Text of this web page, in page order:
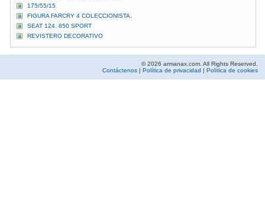
175/55/15
FIGURA FARCRY 4 COLECCIONISTA.
SEAT 124. 850 SPORT
REVISTERO DECORATIVO
© 2026 armanax.com. All Rights Reserved.
Contáctenos | Política de privacidad | Política de cookies